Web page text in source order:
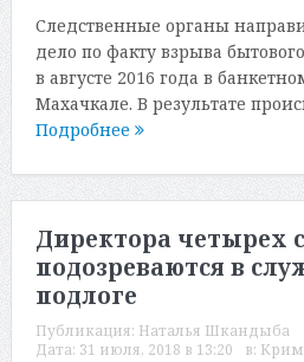
Следственные органы
дело по факту взрыва
в августе 2016 года в
Махачкале. В результате
Подробнее
Директора четырех
подозреваются в
подлоге
Публикация: Наталья Шкандыба
Дата: 31 июля, 2018 в 13:20 в: